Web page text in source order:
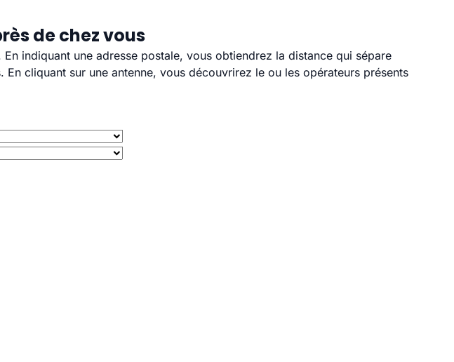
de chez vous
indiquant une adresse postale, vous obtiendrez la distance qui sépare
cliquant sur une antenne, vous découvrirez le ou les opérateurs présents